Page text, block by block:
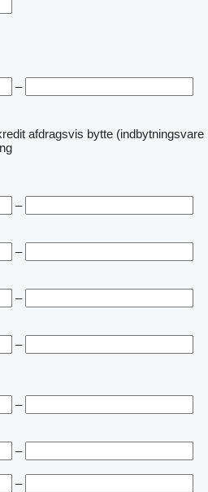
–
afdragsvis bytte (indbytningsvare
–
–
–
–
–
–
–